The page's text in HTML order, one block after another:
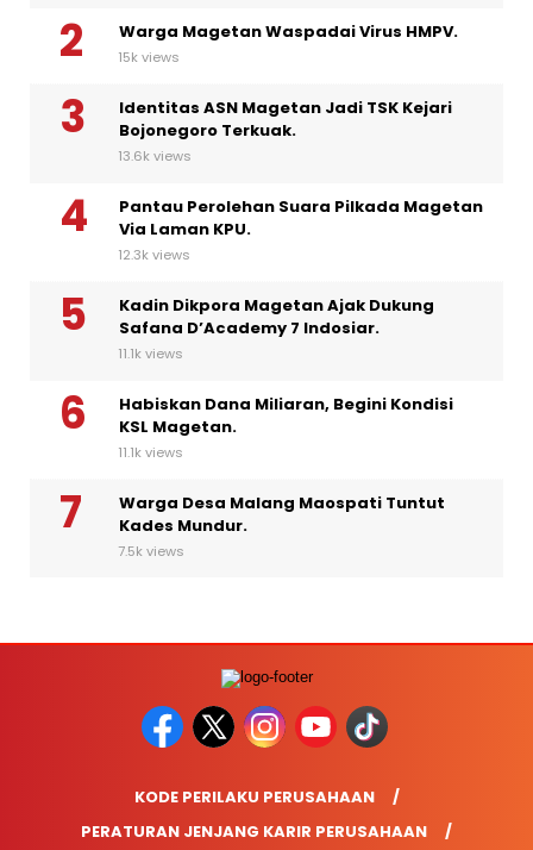
Warga Magetan Waspadai Virus HMPV.
15k views
Identitas ASN Magetan Jadi TSK Kejari
Bojonegoro Terkuak.
13.6k views
Pantau Perolehan Suara Pilkada Magetan
Via Laman KPU.
12.3k views
Kadin Dikpora Magetan Ajak Dukung
Safana D’Academy 7 Indosiar.
11.1k views
Habiskan Dana Miliaran, Begini Kondisi
KSL Magetan.
11.1k views
Warga Desa Malang Maospati Tuntut
Kades Mundur.
7.5k views
KODE PERILAKU PERUSAHAAN
PERATURAN JENJANG KARIR PERUSAHAAN